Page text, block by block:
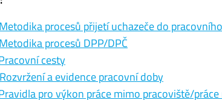
Metodika procesů přijetí uchazeče do
Metodika procesů DPP/DPČ
cesty
Rozvržení a evidence pracovní doby
pro výkon práce mimo pracoviště/práce